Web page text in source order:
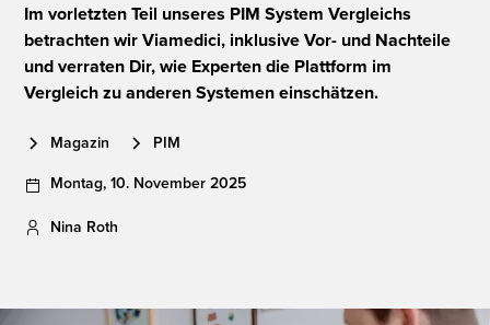
Im vorletzten Teil unseres PIM System Vergleichs
betrachten wir Viamedici, inklusive Vor- und Nachteile
und verraten Dir, wie Experten die Plattform im
Vergleich zu anderen Systemen einschätzen.
Magazin
PIM
Montag,10. November 2025
Nina Roth